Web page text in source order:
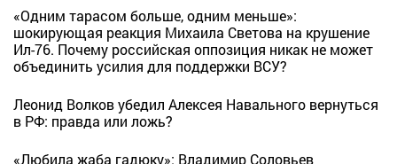
«Одним тарасом больше, одним меньше»:
шокирующая реакция Михаила Светова на крушение
Ил-76. Почему российская оппозиция никак не может
объединить усилия для поддержки ВСУ?
Леонид Волков убедил Алексея Навального вернуться
в РФ: правда или ложь?
«Любила жаба гадюку»: Владимир Соловьев